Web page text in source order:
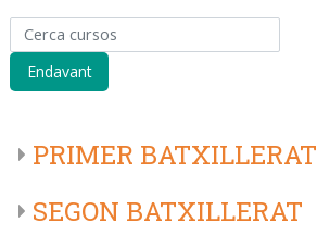
Cerca cursos
Endavant
PRIMER BATXILLERAT
SEGON BATXILLERAT